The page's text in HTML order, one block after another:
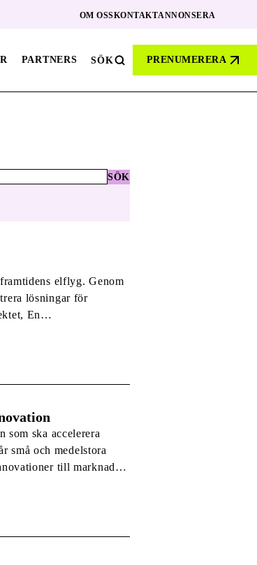
OM OSSKONTAKTANNONSERA
PARTNERS SÖK PRENUMERERA
SÖK
elflyg. Genom
lösningar för
En
som ska accelerera
små och medelstora
till marknaden.